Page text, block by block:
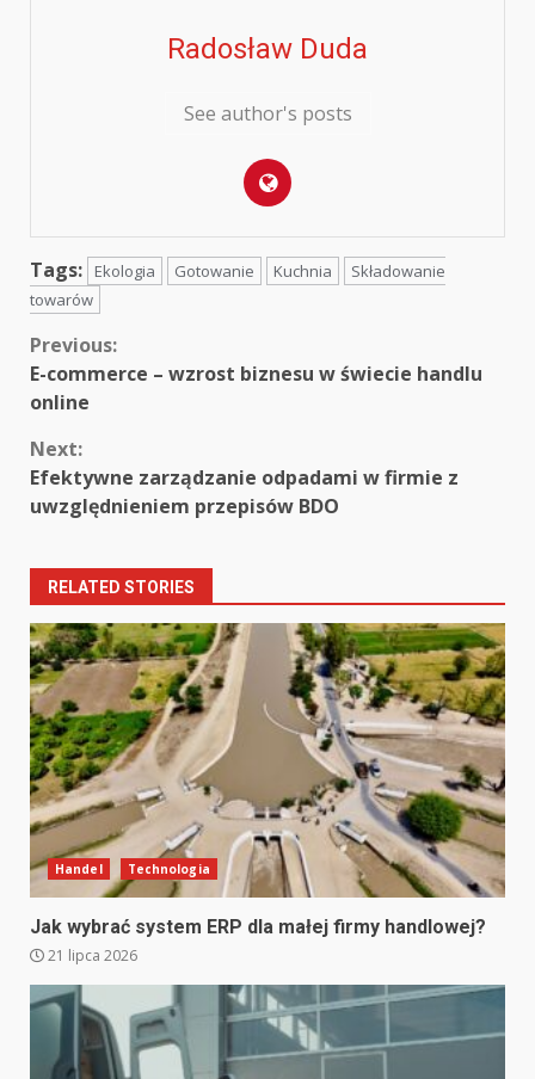
Radosław Duda
See author's posts
Tags: Ekologia Gotowanie Kuchnia
Składowanie
towarów
Continue
Reading
Previous:
E-commerce – wzrost biznesu w świecie handlu
online
Next:
Efektywne zarządzanie odpadami w firmie z
uwzględnieniem przepisów BDO
RELATED STORIES
Handel Technologia
Jak wybrać system ERP dla małej firmy handlowej?
21 lipca 2026